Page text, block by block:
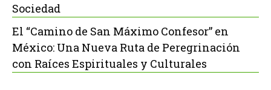
Sociedad
El “Camino de San Máximo Confesor” en
México: Una Nueva Ruta de Peregrinación
con Raíces Espirituales y Culturales